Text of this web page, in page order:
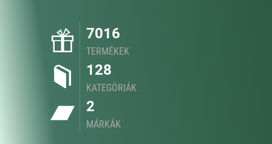
7016
TERMÉKEK
128
KATEGÓRIÁK
2
MÁRKÁK